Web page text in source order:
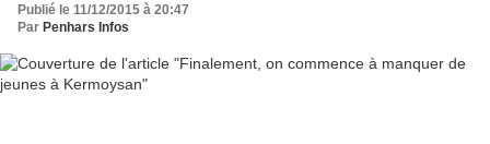
Publié le 11/12/2015 à 20:47
Par Penhars Infos